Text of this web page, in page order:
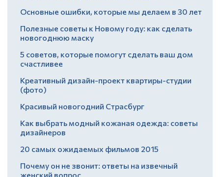
Основные ошибки, которые мы делаем в 30 лет
Полезные советы к Новому году: как сделать
новогоднюю маску
5 советов, которые помогут сделать ваш дом
счастливее
Креативный дизайн-проект квартиры-студии
(фото)
Красивый новогодний Страсбург
Как выбрать модный кожаная одежда: советы
дизайнеров
20 самых ожидаемых фильмов 2015
Почему он не звонит: ответы на извечный
женский вопрос